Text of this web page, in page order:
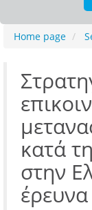
Home page
κατά
στην